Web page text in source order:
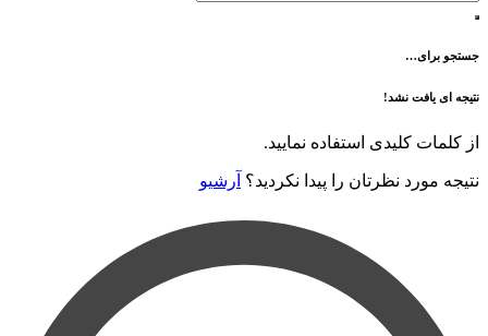
نشد!
کلیدی استفاده نمایید.
نظرتان را پیدا نکردید؟ آرشیو